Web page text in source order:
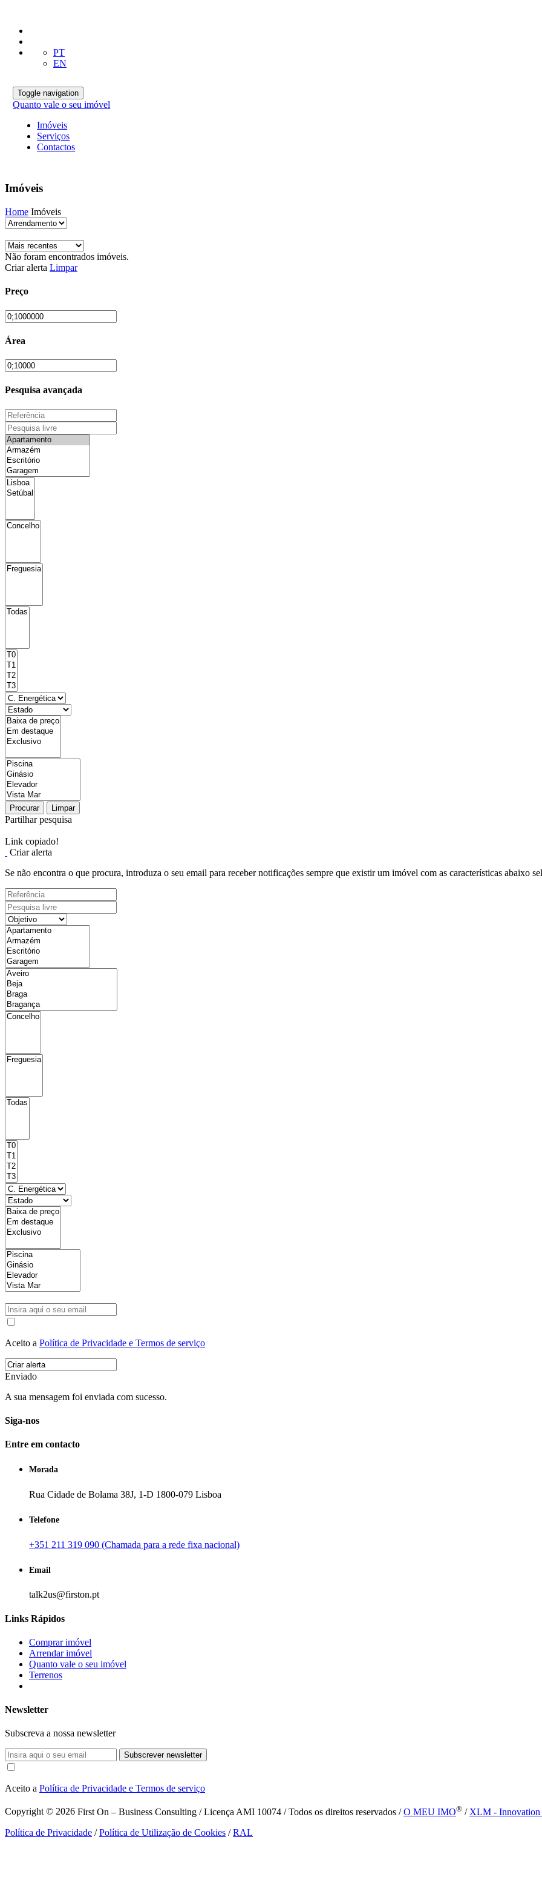
PT
EN
Toggle navigation
Quanto vale o seu imóvel
Imóveis
Serviços
Contactos
Imóveis
Home Imóveis
Não foram encontrados imóveis.
Criar alerta Limpar
Preço
Área
Pesquisa avançada
Procurar Limpar
Partilhar pesquisa
Link copiado!
Criar alerta
Se não encontra o que procura, introduza o seu email para receber notificações sempre que existir um imóvel com as características abaixo
Aceito a Política de Privacidade e Termos de serviço
Enviado
A sua mensagem foi enviada com sucesso.
Siga-nos
Entre em contacto
Morada
Rua Cidade de Bolama 38J, 1-D 1800-079 Lisboa
Telefone
+351 211 319 090 (Chamada para a rede fixa nacional)
Email
talk2us@firston.pt
Links Rápidos
Comprar imóvel
Arrendar imóvel
Quanto vale o seu imóvel
Terrenos
Newsletter
Subscreva a nossa newsletter
Subscrever newsletter
Aceito a Política de Privacidade e Termos de serviço
Copyright © 2026 First On – Business Consulting / Licença AMI 10074 / Todos os direitos reservados /O MEU IMO® / XLM -
Política de Privacidade /Política de Utilização de Cookies /RAL